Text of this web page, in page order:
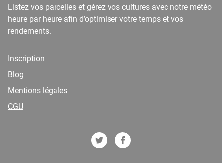
Listez vos parcelles et gérez vos cultures avec notre météo
heure par heure afin d’optimiser votre temps et vos
rendements.
Inscription
Blog
Mentions légales
CGU